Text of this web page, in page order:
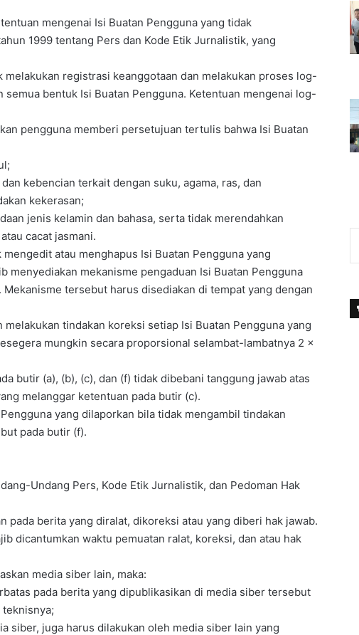
mengenai Isi Buatan Pengguna yang tidak
1999 tentang Pers dan Kode Etik Jurnalistik, yang
registrasi keanggotaan dan melakukan proses log-
bentuk Isi Buatan Pengguna. Ketentuan mengenai log-
pengguna memberi persetujuan tertulis bahwa Isi Buatan
kebencian terkait dengan suku, agama, ras, dan
kekerasan;
jenis kelamin dan bahasa, serta tidak merendahkan
cacat jasmani.
atau menghapus Isi Buatan Pengguna yang
menyediakan mekanisme pengaduan Isi Buatan Pengguna
tersebut harus disediakan di tempat yang dengan
tindakan koreksi setiap Isi Buatan Pengguna yang
mungkin secara proporsional selambat-lambatnya 2 x
butir (a), (b), (c), dan (f) tidak dibebani tanggung jawab atas
melanggar ketentuan pada butir (c).
yang dilaporkan bila tidak mengambil tindakan
pada butir (f).
Undang Pers, Kode Etik Jurnalistik, dan Pedoman Hak
pada berita yang diralat, dikoreksi atau yang diberi hak jawab.
dicantumkan waktu pemuatan ralat, koreksi, dan atau hak
media siber lain, maka:
pada berita yang dipublikasikan di media siber tersebut
siber, juga harus dilakukan oleh media siber lain yang